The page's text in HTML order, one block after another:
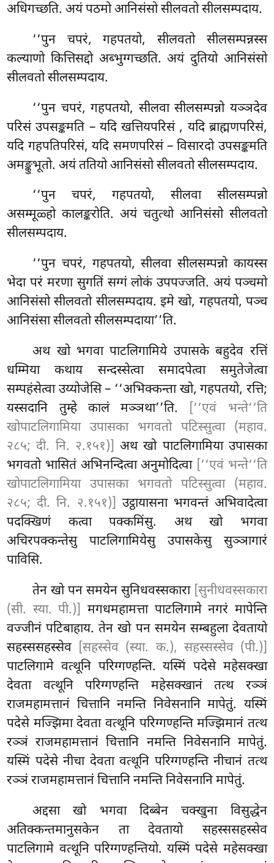
अधिगच्छति. अयं पठमो आनिसंसो सीलवतो सीलसम्पदाय.
‘‘पुन चपरं, गहपतयो, सीलवतो सीलसम्पन्नस्स
कल्याणो कित्तिसद्दो अब्भुग्गच्छति. अयं दुतियो आनिसंसो
सीलवतो सीलसम्पदाय.
‘‘पुन चपरं, गहपतयो, सीलवा सीलसम्पन्नो यञ्ञदेव
परिसं उपसङ्कमति – यदि खत्तियपरिसं , यदि ब्राह्मणपरिसं,
यदि गहपतिपरिसं, यदि समणपरिसं – विसारदो उपसङ्कमति
अमङ्कुभूतो. अयं ततियो आनिसंसो सीलवतो सीलसम्पदाय.
‘‘पुन चपरं, गहपतयो, सीलवा सीलसम्पन्नो
असम्मूळ्हो कालङ्करोति. अयं चतुत्थो आनिसंसो सीलवतो
सीलसम्पदाय.
‘‘पुन चपरं, गहपतयो, सीलवा सीलसम्पन्नो कायस्स
भेदा परं मरणा सुगतिं सग्गं लोकं उपपज्जति. अयं पञ्चमो
आनिसंसो सीलवतो सीलसम्पदाय. इमे खो, गहपतयो, पञ्च
आनिसंसा सीलवतो सीलसम्पदाया’’ति.
अथ खो भगवा पाटलिगामिये उपासके बहुदेव रत्तिं
धम्मिया कथाय सन्दस्सेत्वा समादपेत्वा समुतेजेत्वा
सम्पहंसेत्वा उय्योजेसि – ‘‘अभिक्कन्ता खो, गहपतयो, रत्ति;
यस्सदानि तुम्हे कालं मञ्ञथा’’ति.
[‘‘एवं भन्ते‘‘ति
खोपाटलिगामिया उपासका भगवतो पटिस्सुत्वा (महाव.
२८५; दी. नि. २.१५१)] अथ खो पाटलिगामिया उपासका
भगवतो भासितं अभिनन्दित्वा अनुमोदित्वा [‘‘एवं भन्ते‘‘ति
खोपाटलिगामिया उपासका भगवतो पटिस्सुत्वा (महाव.
२८५; दी. नि. २.१५१)] उट्ठायासना भगवन्तं अभिवादेत्वा
पदक्खिणं कत्वा पक्कमिंसु. अथ खो भगवा
अचिरपक्कन्तेसु पाटलिगामियेसु उपासकेसु सुञ्ञागारं
पाविसि.
तेन खो पन समयेन सुनिधवस्सकारा [सुनीधवस्सकारा
(सी. स्या. पी.)] मगधमहामत्ता पाटलिगामे नगरं मापेन्ति
वज्जीनं पटिबाहाय. तेन खो पन समयेन सम्बहुला देवतायो
सहस्ससहस्सेव [सहस्सेव (स्या. क.), सहस्सस्सेव (पी.)]
पाटलिगामे वत्थूनि परिग्गण्हन्ति. यस्मिं पदेसे महेसक्खा
देवता वत्थूनि परिग्गण्हन्ति महेसक्खानं तत्थ रञ्ञं
राजमहामत्तानं चित्तानि नमन्ति निवेसनानि मापेतुं. यस्मिं
पदेसे मज्झिमा देवता वत्थूनि परिग्गण्हन्ति मज्झिमानं तत्थ
रञ्ञं राजमहामत्तानं चित्तानि नमन्ति निवेसनानि मापेतुं.
यस्मिं पदेसे नीचा देवता वत्थूनि परिग्गण्हन्ति नीचानं तत्थ
रञ्ञं राजमहामत्तानं चित्तानि नमन्ति निवेसनानि मापेतुं.
अद्दसा खो भगवा दिब्बेन चक्खुना विसुद्धेन
अतिक्कन्तमानुसकेन ता देवतायो सहस्ससहस्सेव
पाटलिगामे वत्थूनि परिग्गण्हन्तियो. यस्मिं पदेसे महेसक्खा